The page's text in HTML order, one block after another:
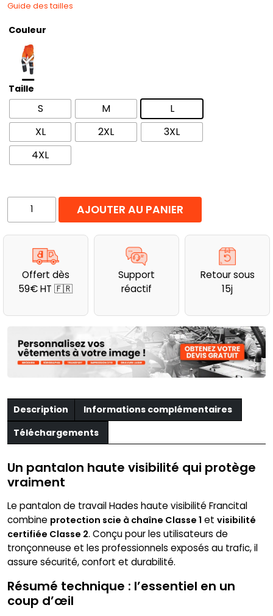
Guide des tailles
Couleur
Taille
S M
L
XL
2XL
3XL
4XL
quantité
de
Pantalon
travail
Hades
haute
Francital
AJOUTER AU PANIER
Offert dès
59€ HT 🇫🇷
Support
réactif
Retour sous
15j
Description
Informations complémentaires
Téléchargements
Un pantalon haute visibilité qui protège
vraiment
Le pantalon de travail Hades haute visibilité Francital
combine protection scie à chaîne Classe 1 et visibilité
certifiée Classe 2. Conçu pour les utilisateurs de
tronçonneuse et les professionnels exposés au trafic, il
assure sécurité, confort et durabilité.
Résumé technique : l’essentiel en un
coup d’œil